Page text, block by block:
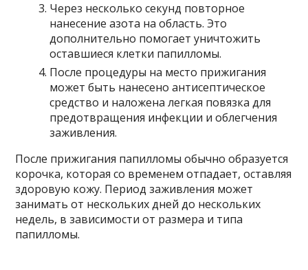
Через несколько секунд повторное
нанесение азота на область. Это
дополнительно помогает уничтожить
оставшиеся клетки папилломы.
После процедуры на место прижигания
может быть нанесено антисептическое
средство и наложена легкая повязка для
предотвращения инфекции и облегчения
заживления.
После прижигания папилломы обычно образуется
корочка, которая со временем отпадает, оставляя
здоровую кожу. Период заживления может
занимать от нескольких дней до нескольких
недель, в зависимости от размера и типа
папилломы.